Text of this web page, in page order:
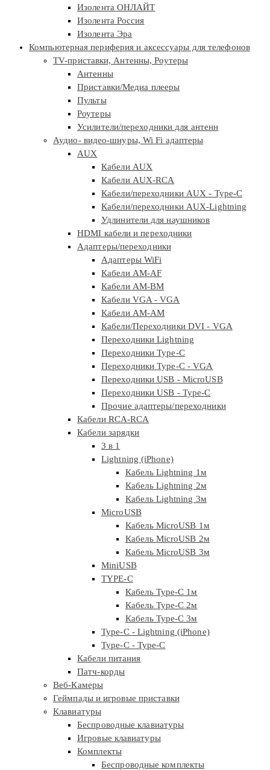
Изолента ОНЛАЙТ
Изолента Россия
Изолента Эра
Компьютерная периферия и аксессуары для телефонов
TV-приставки, Антенны, Роутеры
Антенны
Приставки/Медиа плееры
Пульты
Роутеры
Усилители/переходники для антенн
Аудио- видео-шнуры, Wi Fi адаптеры
AUX
Кабели AUX
Кабели AUX-RCA
Кабели/переходники AUX - Type-C
Кабели/переходники AUX-Lightning
Удлинители для наушников
HDMI кабели и переходники
Адаптеры/переходники
Адаптеры WiFi
Кабели AM-AF
Кабели AM-BM
Кабели VGA - VGA
Кабели АМ-АМ
Кабели/Переходники DVI - VGA
Переходники Lightning
Переходники Type-C
Переходники Type-C - VGA
Переходники USB - MicroUSB
Переходники USB - Type-C
Прочие адаптеры/переходники
Кабели RCA-RCA
Кабели зарядки
3 в 1
Lightning (iPhone)
Кабель Lightning 1м
Кабель Lightning 2м
Кабель Lightning 3м
MicroUSB
Кабель MicroUSB 1м
Кабель MicroUSB 2м
Кабель MicroUSB 3м
MiniUSB
TYPE-C
Кабель Type-C 1м
Кабель Type-C 2м
Кабель Type-C 3м
Type-C - Lightning (iPhone)
Type-C - Type-C
Кабели питания
Патч-корды
Веб-Камеры
Геймпады и игровые приставки
Клавиатуры
Беспроводные клавиатуры
Игровые клавиатуры
Комплекты
Беспроводные комплекты